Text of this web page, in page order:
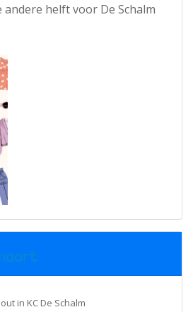
andere helft voor De Schalm
in KC De Schalm